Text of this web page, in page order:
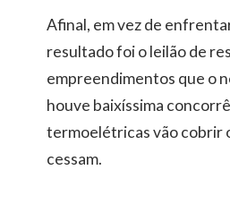
Afinal, em vez de
resultado foi o leilão de
empreendimentos que o
houve baixíssima
termoelétricas vão cobrir
cessam.